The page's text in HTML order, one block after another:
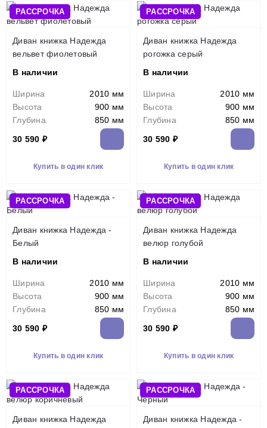
РАССРОЧКА
Диван книжка Надежда
вельвет фиолетовый
В наличии
Ширина
2010 мм
Высота
900 мм
Глубина
850 мм
30 590 ₽
Купить в один клик
РАССРОЧКА
Диван книжка Надежда
рогожка серый
В наличии
Ширина
2010 мм
Высота
900 мм
Глубина
850 мм
30 590 ₽
Купить в один клик
РАССРОЧКА
Диван книжка Надежда -
Белый
В наличии
Ширина
2010 мм
Высота
900 мм
Глубина
850 мм
30 590 ₽
Купить в один клик
РАССРОЧКА
Диван книжка Надежда
велюр голубой
В наличии
Ширина
2010 мм
Высота
900 мм
Глубина
850 мм
30 590 ₽
Купить в один клик
РАССРОЧКА
Диван книжка Надежда
РАССРОЧКА
Диван книжка Надежда -